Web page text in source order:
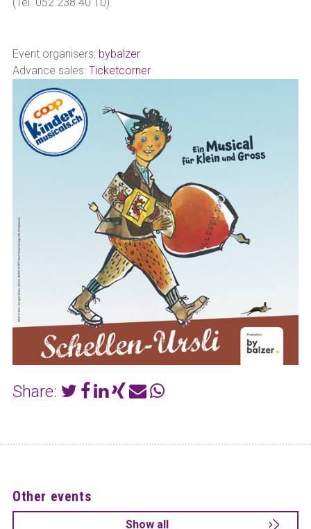
(Tel. 052 238 40 10).
Event organisers: bybalzer
Advance sales: Ticketcorner
Share:
Other events
Show all